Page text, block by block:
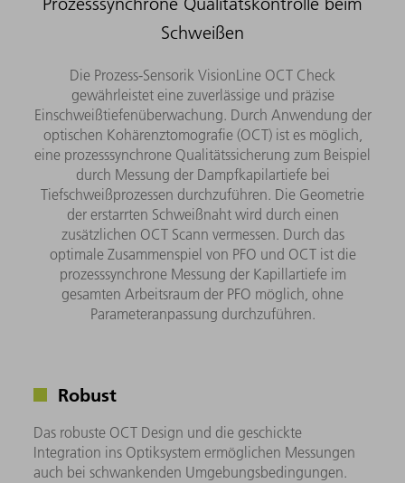
Schweißen
Die Prozess-Sensorik VisionLine OCT Check
gewährleistet eine zuverlässige und präzise
Einschweißtiefenüberwachung. Durch Anwendung der
optischen Kohärenztomografie (OCT) ist es möglich,
eine prozesssynchrone Qualitätssicherung zum Beispiel
durch Messung der Dampfkapilartiefe bei
Tiefschweißprozessen durchzuführen. Die Geometrie
der erstarrten Schweißnaht wird durch einen
zusätzlichen OCT Scann vermessen. Durch das
optimale Zusammenspiel von PFO und OCT ist die
prozesssynchrone Messung der Kapillartiefe im
gesamten Arbeitsraum der PFO möglich, ohne
Parameteranpassung durchzuführen.
Robust
Das robuste OCT Design und die geschickte
Integration ins Optiksystem ermöglichen Messungen
auch bei schwankenden Umgebungsbedingungen.